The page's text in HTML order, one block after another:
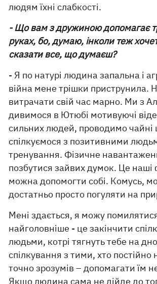
людям їхні слабкості.
- Що вам з дружиною допомагає
руках, бо, думаю, інколи теж
сказати все, що думаєш?
- Я по натурі людина запальна і
війна мене трішки приструнила.
витрачати свій час марно. Ми з
дивимося в Ютюбі мотивуючі
сильних людей, проводимо чайні
спілкуємося з позитивними
тренування. Фізичне
позбутися зайвих думок. Це наші
можна допомогти собі. Комусь,
достатньо просто погуляти на
Мені здається, я можу
найголовніше - це закінчити
людьми, котрі тягнуть тебе на
спілкування з тими, хто постійно
точно зрозумів – допомагати їм
Якщо людина сама не дійде до